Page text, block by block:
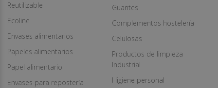
Reutilizable
Ecoline
Envases alimentarios
Papeles alimentarios
Papel alimentario
Envases para repostería
Guantes
Complementos hostelería
Celulosas
Productos de limpieza
Industrial
Higiene personal